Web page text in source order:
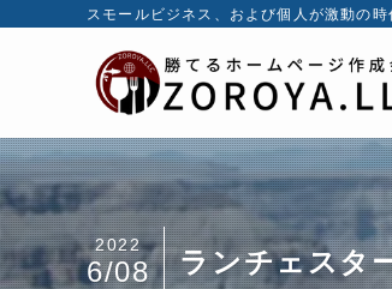
スモールビジネス、および個人が激動の
ランチェスタ
2022
6/08